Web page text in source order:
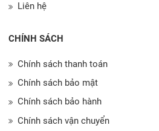
Liên hệ
CHÍNH SÁCH
Chính sách thanh toán
Chính sách bảo mật
Chính sách bảo hành
Chính sách vận chuyển